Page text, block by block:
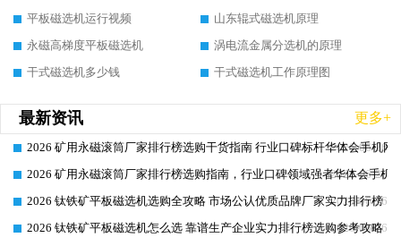
平板磁选机运行视频
山东辊式磁选机原理
永磁高梯度平板磁选机
涡电流金属分选机的原理
干式磁选机多少钱
干式磁选机工作原理图
最新资讯 更多+
2026-06-26
2026 矿用永磁滚筒厂家排行榜选购干货指南 行业口碑标杆华体会手机网
2026-06-26
2026 矿用永磁滚筒厂家排行榜选购指南，行业口碑领域强者华体会手机
2026-06-26
2026 钛铁矿平板磁选机选购全攻略 市场公认优质品牌厂家实力排行榜
2026-06-26
2026 钛铁矿平板磁选机怎么选 靠谱生产企业实力排行榜选购参考攻略